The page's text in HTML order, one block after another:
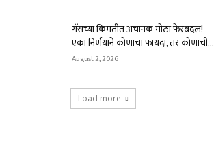
गॅसच्या किमतीत अचानक मोठा फेरबदल!
एका निर्णयाने कोणाचा फायदा, तर कोणाची...
August 2, 2026
Load more